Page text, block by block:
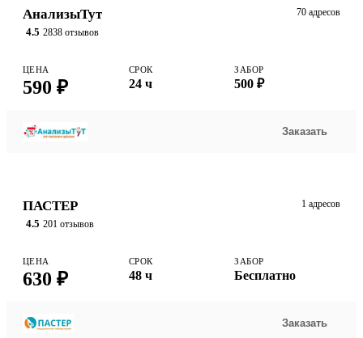
АнализыТут
4.5 2838 отзывов
70 адресов
ЦЕНА
590 ₽
СРОК
24 ч
ЗАБОР
500 ₽
Заказать
ПАСТЕР
4.5 201 отзывов
1 адресов
ЦЕНА
630 ₽
СРОК
48 ч
ЗАБОР
Бесплатно
Заказать